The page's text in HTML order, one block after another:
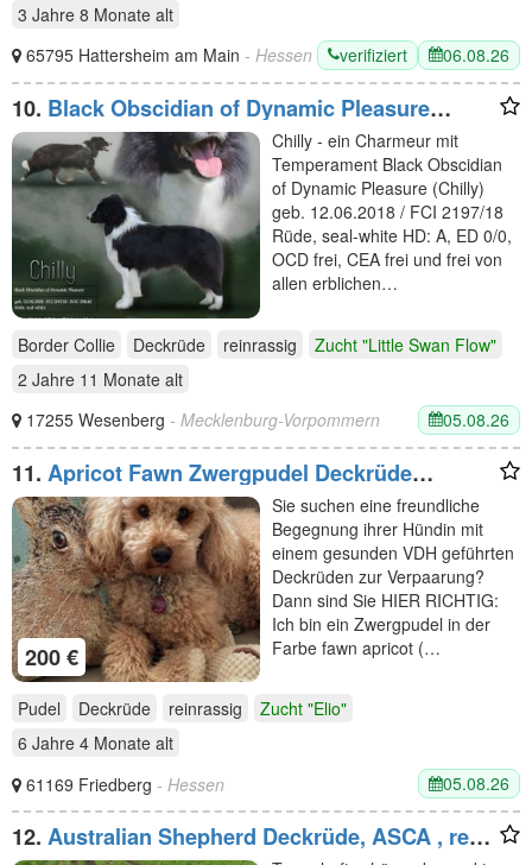
3 Jahre 8 Monate alt
65795 Hattersheim am Main - Hessen verifiziert 06.08.26
10. Black Obscidian of Dynamic Pleasure
(Chilly)
Chilly - ein Charmeur mit
Temperament Black Obscidian
of Dynamic Pleasure (Chilly)
geb. 12.06.2018 / FCI 2197/18
Rüde, seal-white HD: A, ED 0/0,
OCD frei, CEA frei und frei von
allen erblichen…
Border Collie Deckrüde reinrassig
Zucht "Little Swan Flow"
2 Jahre 11 Monate alt
17255 Wesenberg - Mecklenburg-Vorpommern 05.08.26
11. Apricot Fawn Zwergpudel Deckrüde
Erfahren Ahnentafel Gentest Patella frei
Zuchttauglich KeinVerkauf!
200 €
Sie suchen eine freundliche
Begegnung ihrer Hündin mit
einem gesunden VDH geführten
Deckrüden zur Verpaarung?
Dann sind Sie HIER RICHTIG:
Ich bin ein Zwergpudel in der
Farbe fawn apricot (…
Pudel Deckrüde reinrassig
Zucht "Elio"
6 Jahre 4 Monate alt
61169 Friedberg - Hessen 05.08.26
12. Australian Shepherd Deckrüde, ASCA , red